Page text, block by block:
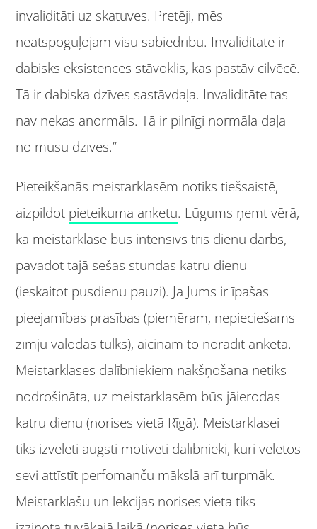
invaliditāti uz skatuves. Pretēji, mēs
neatspoguļojam visu sabiedrību. Invaliditāte ir
dabisks eksistences stāvoklis, kas pastāv cilvēcē.
Tā ir dabiska dzīves sastāvdaļa. Invaliditāte tas
nav nekas anormāls. Tā ir pilnīgi normāla daļa
no mūsu dzīves.”
Pieteikšanās meistarklasēm notiks tiešsaistē,
aizpildot pieteikuma anketu. Lūgums ņemt vērā,
ka meistarklase būs intensīvs trīs dienu darbs,
pavadot tajā sešas stundas katru dienu
(ieskaitot pusdienu pauzi). Ja Jums ir īpašas
pieejamības prasības (piemēram, nepieciešams
zīmju valodas tulks), aicinām to norādīt anketā.
Meistarklases dalībniekiem nakšņošana netiks
nodrošināta, uz meistarklasēm būs jāierodas
katru dienu (norises vietā Rīgā). Meistarklasei
tiks izvēlēti augsti motivēti dalībnieki, kuri vēlētos
sevi attīstīt perfomanču mākslā arī turpmāk.
Meistarklašu un lekcijas norises vieta tiks